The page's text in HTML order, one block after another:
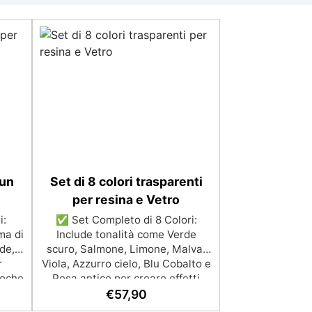
di
Set di 8 colori trasparenti
per resina e Vetro
✅ Set Completo di 8 Colori:
Include tonalità come Verde
scuro, Salmone, Limone, Malva,
Viola, Azzurro cielo, Blu Cobalto e
Rosa antico per creare effetti
brillanti e traslucidi. ✅ Perfetto
per Gioielli e Decorazioni: Ideale
€57,90